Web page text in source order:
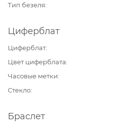
Тип безеля
Циферблат
Циферблат
Цвет циферблата
Часовые метки
Стекло
Браслет